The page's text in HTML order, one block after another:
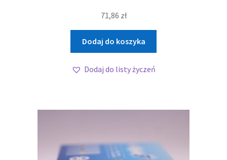
71,86 zł
Dodaj do koszyka
Dodaj do listy życzeń